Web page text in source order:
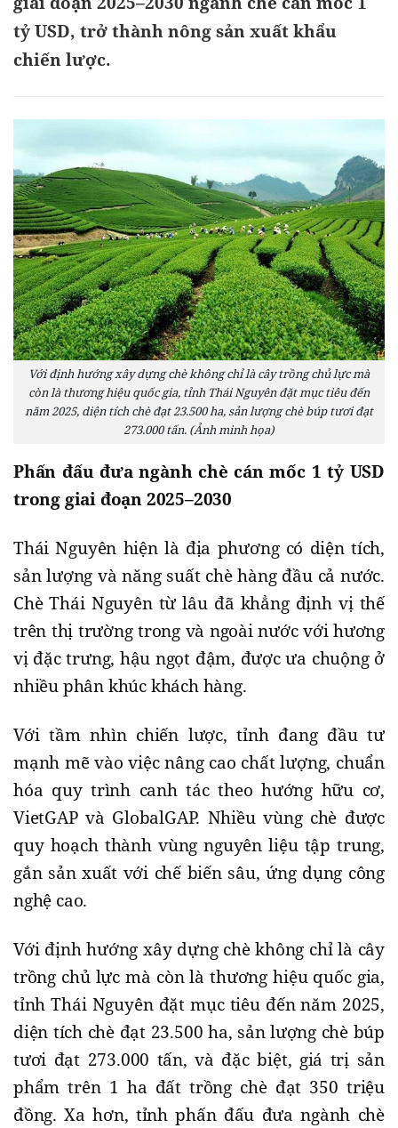
tỷ USD, trở thành nông sản xuất khẩu
chiến lược.
Với định hướng xây dựng chè không chỉ là cây trồng chủ lực mà
còn là thương hiệu quốc gia, tỉnh Thái Nguyên đặt mục tiêu đến
năm 2025, diện tích chè đạt 23.500 ha, sản lượng chè búp tươi đạt
273.000 tấn. (Ảnh minh họa)
Phấn đấu đưa ngành chè cán mốc 1 tỷ USD
trong giai đoạn 2025–2030
Thái Nguyên hiện là địa phương có diện tích,
sản lượng và năng suất chè hàng đầu cả nước.
Chè Thái Nguyên từ lâu đã khẳng định vị thế
trên thị trường trong và ngoài nước với hương
vị đặc trưng, hậu ngọt đậm, được ưa chuộng ở
nhiều phân khúc khách hàng.
Với tầm nhìn chiến lược, tỉnh đang đầu tư
mạnh mẽ vào việc nâng cao chất lượng, chuẩn
hóa quy trình canh tác theo hướng hữu cơ,
VietGAP và GlobalGAP. Nhiều vùng chè được
quy hoạch thành vùng nguyên liệu tập trung,
gắn sản xuất với chế biến sâu, ứng dụng công
nghệ cao.
Với định hướng xây dựng chè không chỉ là cây
trồng chủ lực mà còn là thương hiệu quốc gia,
tỉnh Thái Nguyên đặt mục tiêu đến năm 2025,
diện tích chè đạt 23.500 ha, sản lượng chè búp
tươi đạt 273.000 tấn, và đặc biệt, giá trị sản
phẩm trên 1 ha đất trồng chè đạt 350 triệu
đồng. Xa hơn, tỉnh phấn đấu đưa ngành chè